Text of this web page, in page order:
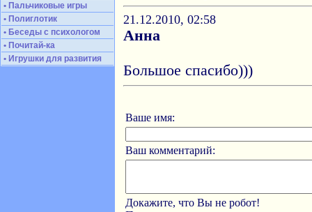
• Пальчиковые игры
• Полиглотик
• Беседы с психологом
• Почитай-ка
• Игрушки для развития
21.12.2010, 02:58
Анна
Большое спасибо)))
Ваше имя:
Ваш комментарий:
Докажите, что Вы не робот!